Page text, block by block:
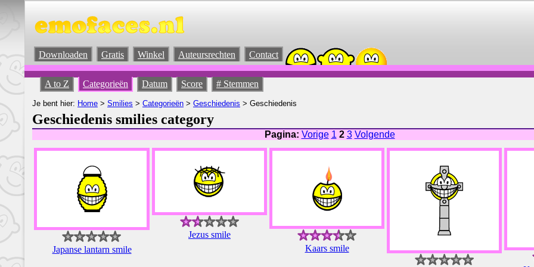
Downloaden Gratis Winkel Auteursrechten Contact
A to Z Categorieën Datum Score # Stemmen
Je bent hier: Home > Smilies > Categorieën > Geschiedenis > Geschiedenis
Geschiedenis smilies category
Pagina: Vorige 1 2 3 Volgende
Japanse lantarn smile
Jezus smile
Kaars smile